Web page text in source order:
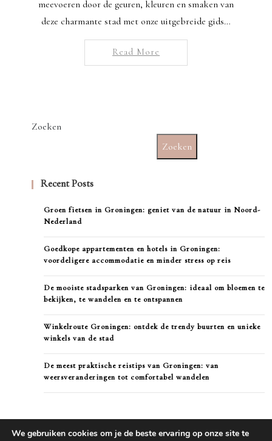
meevoeren door de geuren, kleuren en smaken van
deze charmante stad met onze uitgebreide gids…
Read More
Zoeken
Zoeken
Recent Posts
Groen fietsen in Groningen: geniet van de natuur in Noord-
Nederland
Goedkope appartementen en hotels in Groningen:
voordeligere accommodatie en minder stress op reis
De mooiste stadsparken van Groningen: ideaal om bloemen te
bekijken, te wandelen en te ontspannen
Winkelroute Groningen: ontdek de trendy buurten en unieke
winkels van de stad
De meest praktische reistips van Groningen: van
weersveranderingen tot comfortabel wandelen
We gebruiken cookies om je de beste ervaring op onze site te